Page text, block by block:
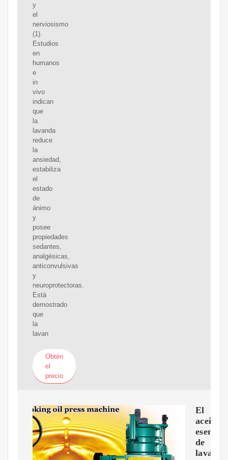
y
el
nerviosismo
(1).
Estudios
en
humanos
e
in
vivo
indican
que
la
lavanda
reduce
la
ansiedad,
estabiliza
el
estado
de
ánimo
y
posee
propiedades
sedantes,
analgésicas,
anticonvulsivas
y
neuroprotectoras.
Está
demostrado
que
la
lavan
Obtén
el
precio
El
aceite
esencial
de
lavanda